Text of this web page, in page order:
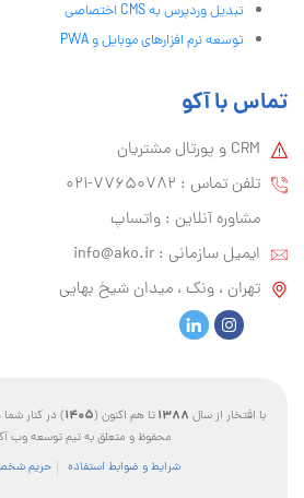
تبدیل وردپرس به CMS اختصاصی
توسعه نرم افزارهای موبایل و PWA
تماس با آکو
CRM و پورتال مشتریان
تلفن تماس :‌ 77650782-021
مشاوره آنلاین : واتساپ
ایمیل سازمانی :‌ info@ako.ir
تهران ، ونک ، میدان شیخ بهایی
با افتخار از سال 1388تا هم اکنون (1405) در کنار
محفوظ و متعلق به تیم توسعه وب
شرایط و ضوابط استفاده
حریم